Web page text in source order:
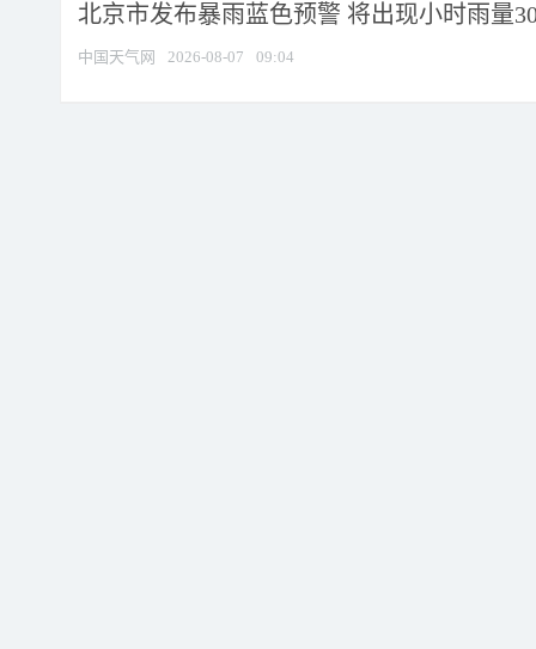
北京市发布暴雨蓝色预警 将出现小时雨量
中国天气网 2026-08-07 09:04